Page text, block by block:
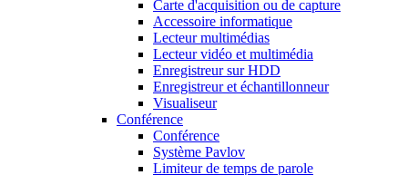
Carte d'acquisition ou de capture
Accessoire informatique
Lecteur multimédias
Lecteur vidéo et multimédia
Enregistreur sur HDD
Enregistreur et échantillonneur
Visualiseur
Conférence
Conférence
Système Pavlov
Limiteur de temps de parole